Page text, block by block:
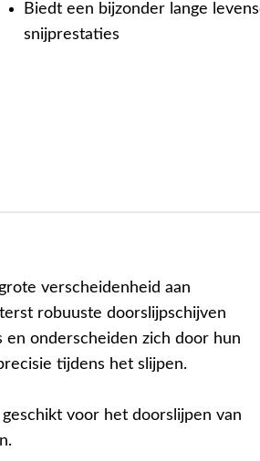
Biedt een bijzonder lange
snijprestaties
verscheidenheid aan
robuuste doorslijpschijven
onderscheiden zich door hun
tijdens het slijpen.
voor het doorslijpen van